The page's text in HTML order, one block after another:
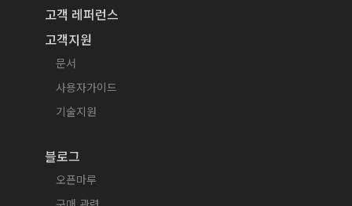
고객 레퍼런스
고객지원
문서
사용자가이드
기술지원
블로그
오픈마루